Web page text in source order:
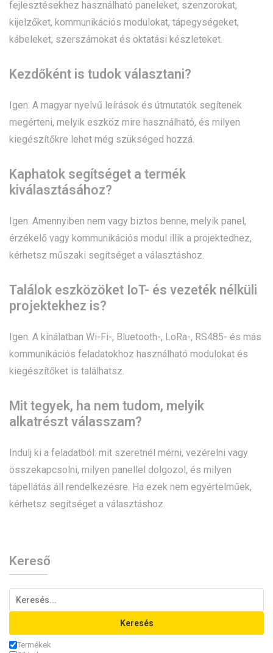
fejlesztésekhez használható paneleket, szenzorokat,
kijelzőket, kommunikációs modulokat, tápegységeket,
kábeleket, szerszámokat és oktatási készleteket.
Kezdőként is tudok választani?
Igen. A magyar nyelvű leírások és útmutatók segítenek
megérteni, melyik eszköz mire használható, és milyen
kiegészítőkre lehet még szükséged hozzá.
Kaphatok segítséget a termék
kiválasztásához?
Igen. Amennyiben nem vagy biztos benne, melyik panel,
érzékelő vagy kommunikációs modul illik a projektedhez,
kérhetsz műszaki segítséget a választáshoz.
Találok eszközöket IoT- és vezeték nélküli
projektekhez is?
Igen. A kínálatban Wi-Fi-, Bluetooth-, LoRa-, RS485- és más
kommunikációs feladatokhoz használható modulokat és
kiegészítőket is találhatsz.
Mit tegyek, ha nem tudom, melyik
alkatrészt válasszam?
Indulj ki a feladatból: mit szeretnél mérni, vezérelni vagy
összekapcsolni, milyen panellel dolgozol, és milyen
tápellátás áll rendelkezésre. Ha ezek nem egyértelműek,
kérhetsz segítséget a választáshoz.
Kereső
Keresés
Termékek